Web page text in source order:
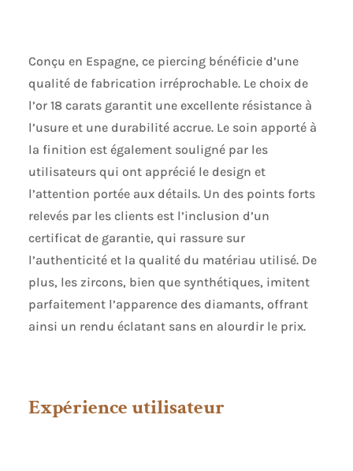
Conçu en Espagne, ce piercing bénéficie d’une
qualité de fabrication irréprochable. Le choix de
l’or 18 carats garantit une excellente résistance à
l’usure et une durabilité accrue. Le soin apporté à
la finition est également souligné par les
utilisateurs qui ont apprécié le design et
l’attention portée aux détails. Un des points forts
relevés par les clients est l’inclusion d’un
certificat de garantie, qui rassure sur
l’authenticité et la qualité du matériau utilisé. De
plus, les zircons, bien que synthétiques, imitent
parfaitement l’apparence des diamants, offrant
ainsi un rendu éclatant sans en alourdir le prix.
Expérience utilisateur